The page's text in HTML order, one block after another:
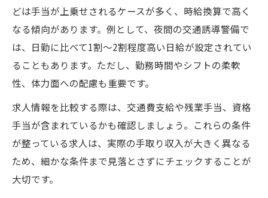
どは手当が上乗せされるケースが多く、時給換算で高く
なる傾向があります。例として、夜間の交通誘導警備で
は、日勤に比べて1割～2割程度高い日給が設定されてい
ることもあります。ただし、勤務時間やシフトの柔軟
性、体力面への配慮も重要です。
求人情報を比較する際は、交通費支給や残業手当、資格
手当が含まれているかも確認しましょう。これらの条件
が整っている求人は、実際の手取り収入が大きく異なる
ため、細かな条件まで見落とさずにチェックすることが
大切です。